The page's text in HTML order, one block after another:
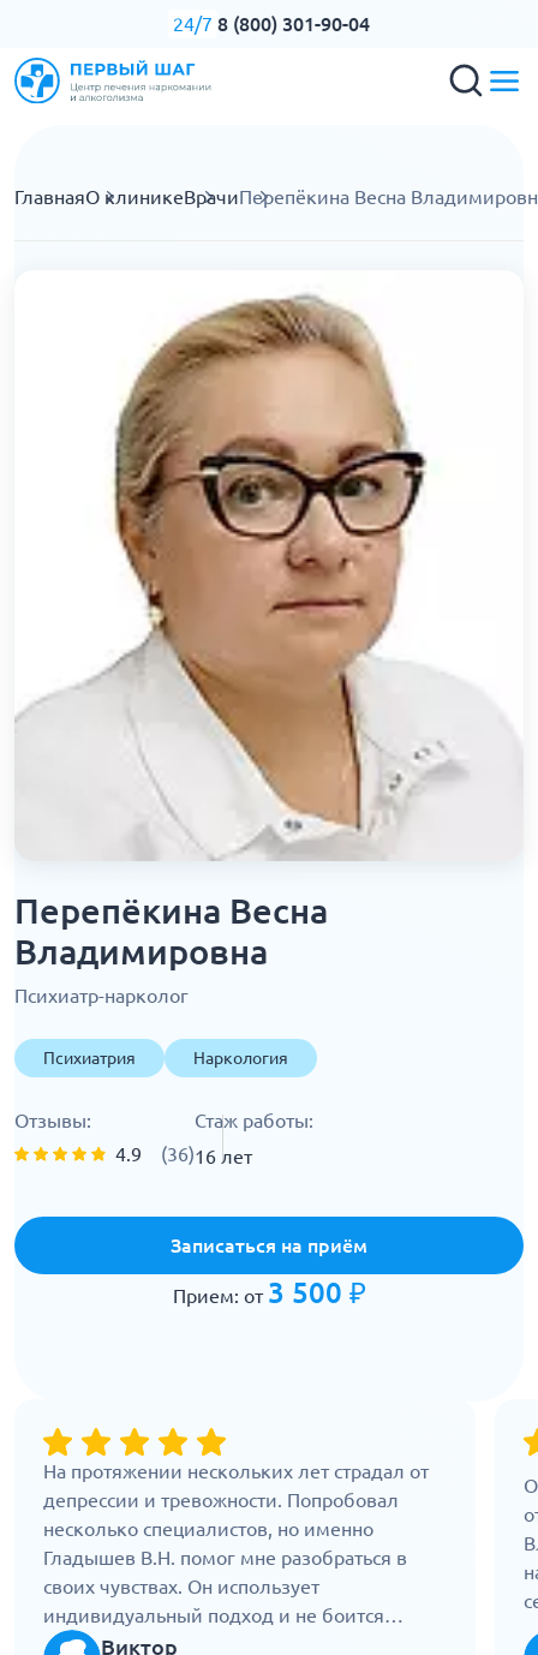
24/7 8 (800) 301-90-04
ГлавнаяО клиникеВрачиПерепёкина Весна
Перепёкина Весна
Владимировна
Психиатр-нарколог
Психиатрия Наркология
Отзывы:
4.9
(36)
Стаж работы:
16 лет
Записаться на приём
Прием: от 3 500 ₽
На протяжении нескольких лет страдал от
депрессии и тревожности. Попробовал
несколько специалистов, но именно
Гладышев В.Н. помог мне разобраться в
своих чувствах. Он использует
индивидуальный подход и не боится
предлагать нестандартные решения. С его
Виктор